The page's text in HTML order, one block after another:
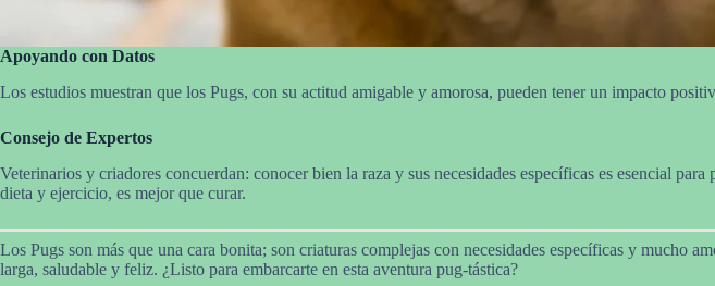
Apoyando con Datos
Los estudios muestran que los Pugs, con su actitud amigable y amorosa, pueden tener un impacto
Consejo de Expertos
Veterinarios y criadores concuerdan: conocer bien la raza y sus necesidades específicas es esencial
dieta y ejercicio, es mejor que curar.
Los Pugs son más que una cara bonita; son criaturas complejas con necesidades específicas y mucho
larga, saludable y feliz. ¿Listo para embarcarte en esta aventura pug-tástica?